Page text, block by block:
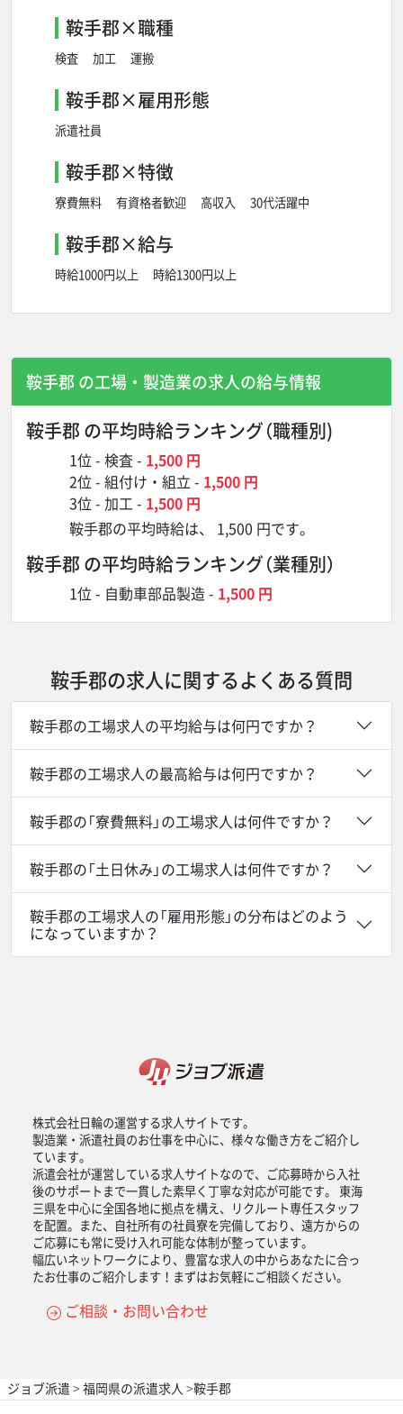
鞍手郡×職種
検査 加工 運搬
鞍手郡×雇用形態
派遣社員
鞍手郡×特徴
寮費無料 有資格者歓迎 高収入 30代活躍中
鞍手郡×給与
時給1000円以上 時給1300円以上
鞍手郡 の工場・製造業の求人の給与情報
鞍手郡 の平均時給ランキング（職種別)
1位 - 検査- 1,500 円
2位 - 組付け・組立 - 1,500 円
3位 - 加工- 1,500 円
鞍手郡の平均時給は、 1,500 円です。
鞍手郡 の平均時給ランキング（業種別）
1位 - 自動車部品製造 - 1,500 円
鞍手郡の求人に関するよくある質問
鞍手郡の工場求人の平均給与は何円ですか？
鞍手郡の工場求人の最高給与は何円ですか？
鞍手郡の「寮費無料」の工場求人は何件ですか？
鞍手郡の「土日休み」の工場求人は何件ですか？
鞍手郡の工場求人の「雇用形態」の分布はどのよう
になっていますか？
株式会社日輪の運営する求人サイトです。
製造業・派遣社員のお仕事を中心に、様々な働き方をご紹介し
ています。
派遣会社が運営している求人サイトなので、ご応募時から入社
後のサポートまで一貫した素早く丁寧な対応が可能です。 東海
三県を中心に全国各地に拠点を構え、リクルート専任スタッフ
を配置。また、自社所有の社員寮を完備しており、遠方からの
ご応募にも常に受け入れ可能な体制が整っています。
幅広いネットワークにより、豊富な求人の中からあなたに合っ
たお仕事のご紹介します！まずはお気軽にご相談ください。
ご相談・お問い合わせ
ジョブ派遣>福岡県の派遣求人 >鞍手郡